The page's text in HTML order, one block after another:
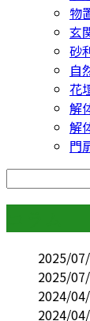
物
玄
砂
自
花
解
解
門
2025/
2025/
2024/
2024/